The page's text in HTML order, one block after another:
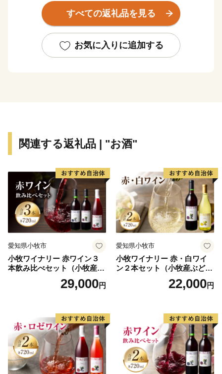
錦」発祥の地でもあります。また桃やぶどう、りんご、
ラ・フランスなど四季折々の果物の生産も盛んな「果樹
市内の見どころとしては、樹齢1,500年以上とされる
国指定特別天然記念物「東根の大ケヤキ」や、季節ごと
がしねさくらんぼマラソン大会」、全国でもまれな果物
施設にも「さくらんぼ」にちなんだ名称がつけられるな
ど、官民一体となって「さくらんぼ＝東根市」のイメー
ジ発信に取り組んでいます。
すべての返礼品を見る
お気に入りに追加する
関連する返礼品 | "お酒"
愛知県小牧市
小牧ワイナリー 赤ワイン３
本飲み比べセット（小牧産ぶ
どう100％使用）29,000円
愛知県小牧市
小牧ワイナリー 赤・白ワイ
ン２本セット（小牧産ぶどう
22,000円